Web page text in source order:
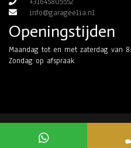
info@garageelia.nl
Openingstijden
Maandag tot en met zaterdag van
Zondag op afspraak
Mogelijk gemaakt door